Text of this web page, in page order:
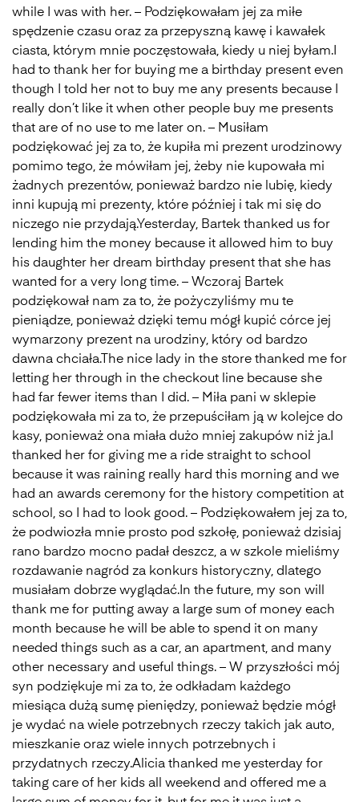
while I was with her. – Podziękowałam jej za miłe
spędzenie czasu oraz za przepyszną kawę i kawałek
ciasta, którym mnie poczęstowała, kiedy u niej byłam.I
had to thank her for buying me a birthday present even
though I told her not to buy me any presents because I
really don’t like it when other people buy me presents
that are of no use to me later on. – Musiłam
podziękować jej za to, że kupiła mi prezent urodzinowy
pomimo tego, że mówiłam jej, żeby nie kupowała mi
żadnych prezentów, ponieważ bardzo nie lubię, kiedy
inni kupują mi prezenty, które później i tak mi się do
niczego nie przydają.Yesterday, Bartek thanked us for
lending him the money because it allowed him to buy
his daughter her dream birthday present that she has
wanted for a very long time. – Wczoraj Bartek
podziękował nam za to, że pożyczyliśmy mu te
pieniądze, ponieważ dzięki temu mógł kupić córce jej
wymarzony prezent na urodziny, który od bardzo
dawna chciała.The nice lady in the store thanked me for
letting her through in the checkout line because she
had far fewer items than I did. – Miła pani w sklepie
podziękowała mi za to, że przepuściłam ją w kolejce do
kasy, ponieważ ona miała dużo mniej zakupów niż ja.I
thanked her for giving me a ride straight to school
because it was raining really hard this morning and we
had an awards ceremony for the history competition at
school, so I had to look good. – Podziękowałem jej za to,
że podwiozła mnie prosto pod szkołę, ponieważ dzisiaj
rano bardzo mocno padał deszcz, a w szkole mieliśmy
rozdawanie nagród za konkurs historyczny, dlatego
musiałam dobrze wyglądać.In the future, my son will
thank me for putting away a large sum of money each
month because he will be able to spend it on many
needed things such as a car, an apartment, and many
other necessary and useful things. – W przyszłości mój
syn podziękuje mi za to, że odkładam każdego
miesiąca dużą sumę pieniędzy, ponieważ będzie mógł
je wydać na wiele potrzebnych rzeczy takich jak auto,
mieszkanie oraz wiele innych potrzebnych i
przydatnych rzeczy.Alicia thanked me yesterday for
taking care of her kids all weekend and offered me a